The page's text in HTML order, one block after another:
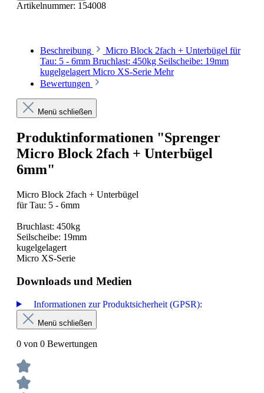
Artikelnummer: 154008
Beschreibung
Micro Block 2fach + Unterbügel für
Tau: 5 - 6mm Bruchlast: 450kg Seilscheibe: 19mm
kugelgelagert Micro XS-Serie Mehr
Bewertungen
Menü schließen
Produktinformationen "Sprenger
Micro Block 2fach + Unterbügel
6mm"
Micro Block 2fach + Unterbügel
für Tau: 5 - 6mm
Bruchlast: 450kg
Seilscheibe: 19mm
kugelgelagert
Micro XS-Serie
Downloads und Medien
Informationen zur Produktsicherheit (GPSR):
Menü schließen
0 von 0 Bewertungen